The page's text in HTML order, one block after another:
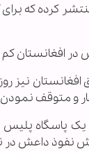
منتشر کرده که
افغانستان
افغانستان نیز
و متوقف
یک پاسگاه
نفوذ داعش در